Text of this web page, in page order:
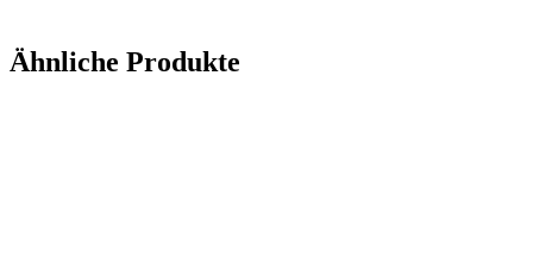
Ähnliche Produkte